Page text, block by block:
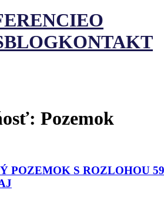
O
BLOGKONTAKT
Pozemok
POZEMOK S ROZLOHOU